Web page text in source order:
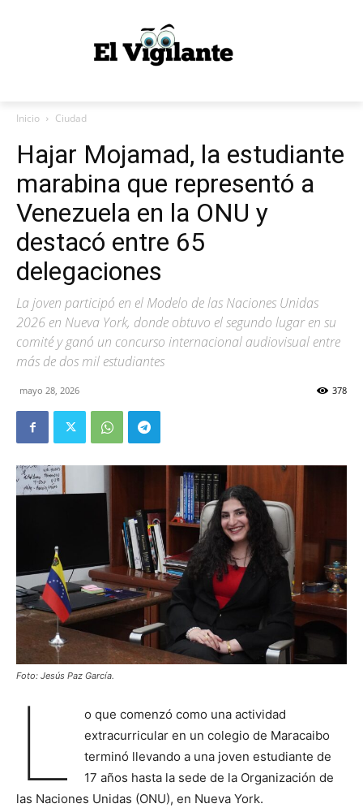
Inicio Ciudad
Hajar Mojamad, la estudiante
marabina que representó a
Venezuela en la ONU y
destacó entre 65
delegaciones
La joven participó en el Modelo de las Naciones Unidas
2026 en Nueva York, donde obtuvo el segundo lugar en su
comité y ganó un concurso internacional audiovisual entre
más de dos mil estudiantes
mayo 28, 2026 378
Foto: Jesús Paz García.
L
o que comenzó como una actividad
extracurricular en un colegio de Maracaibo
terminó llevando a una joven estudiante de
17 años hasta la sede de la Organización de
las Naciones Unidas (ONU), en Nueva York.